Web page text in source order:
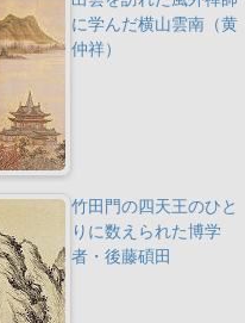
に学んだ横山雲南（黄
仲祥）
竹田門の四天王のひと
りに数えられた博学
者・後藤碩田